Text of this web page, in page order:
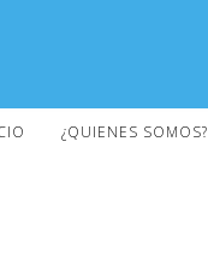
¿QUIENES SOMOS?